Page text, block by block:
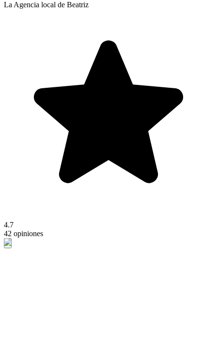
La Agencia local de Beatriz
4.7
42 opiniones